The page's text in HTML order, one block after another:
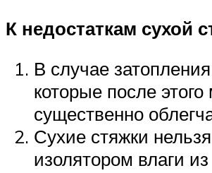
К недостаткам сухой
В случае
которые после
существенно
Сухие стяжки
изолятором влаги